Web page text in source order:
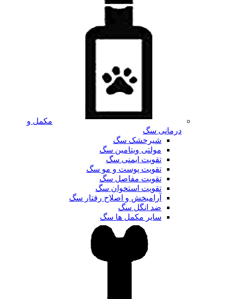
مکمل و
درمانی سگ
شیرخشک سگ
مولتی ویتامین سگ
تقویت ایمنی سگ
تقویت پوست و مو سگ
تقویت مفاصل سگ
تقویت استخوان سگ
آرامبخش و اصلاح رفتار سگ
ضد انگل سگ
سایر مکمل ها سگ